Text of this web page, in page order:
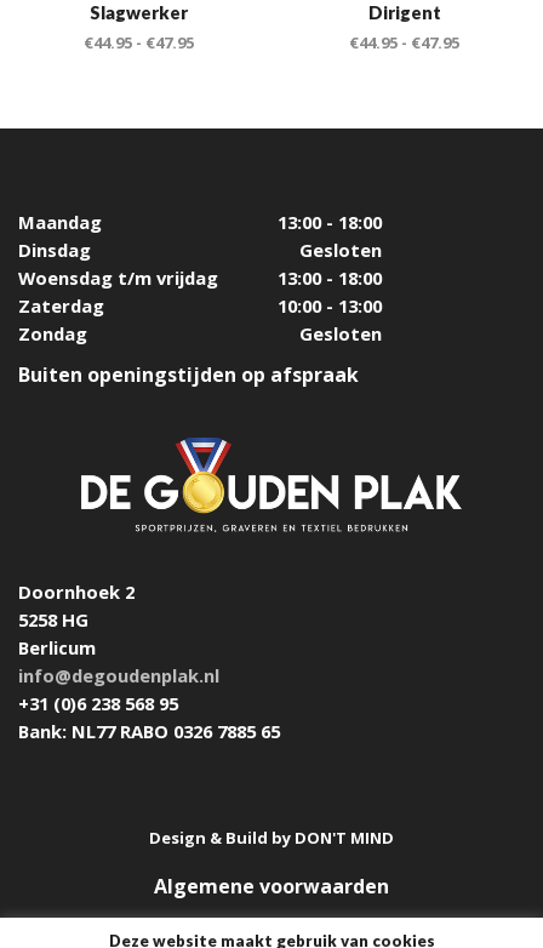
Slagwerker
€44.95 - €47.95
Dirigent
€44.95 - €47.95
Maandag
13:00 - 18:00
Dinsdag
Gesloten
Woensdag t/m vrijdag
13:00 - 18:00
Zaterdag
10:00 - 13:00
Zondag
Gesloten
Buiten openingstijden op afspraak
Doornhoek 2
5258 HG
Berlicum
info@degoudenplak.nl
+31 (0)6 238 568 95
Bank: NL77 RABO 0326 7885 65
Design & Build by DON'T MIND
Algemene voorwaarden
Deze website maakt gebruik van cookies